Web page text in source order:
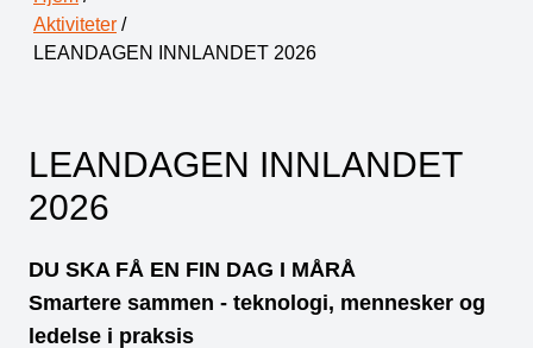
Aktiviteter /
LEANDAGEN INNLANDET 2026
LEANDAGEN INNLANDET
2026
DU SKA FÅ EN FIN DAG I MÅRÅ
Smartere sammen - teknologi, mennesker og
ledelse i praksis